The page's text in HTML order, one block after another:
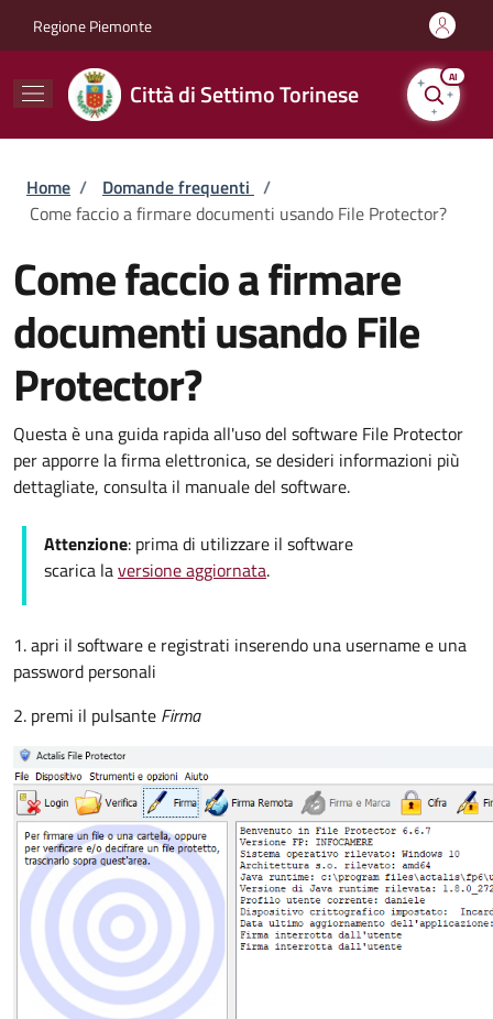
Regione Piemonte
Città di Settimo Torinese
AI
Briciole di pane
Home / Domande frequenti /
Come faccio a firmare documenti usando File Protector?
Come faccio a firmare
documenti usando File
Protector?
Questa è una guida rapida all'uso del software File Protector
per apporre la firma elettronica, se desideri informazioni più
dettagliate, consulta il manuale del software.
Attenzione: prima di utilizzare il software
scarica laversione aggiornata.
1. apri il software e registrati inserendo una username e una
password personali
2. premi il pulsante Firma